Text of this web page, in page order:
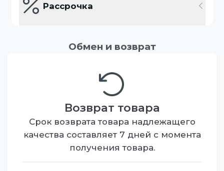
Рассрочка
Обмен и возврат
Возврат товара
Срок возврата товара надлежащего
качества составляет 7 дней с момента
получения товара.